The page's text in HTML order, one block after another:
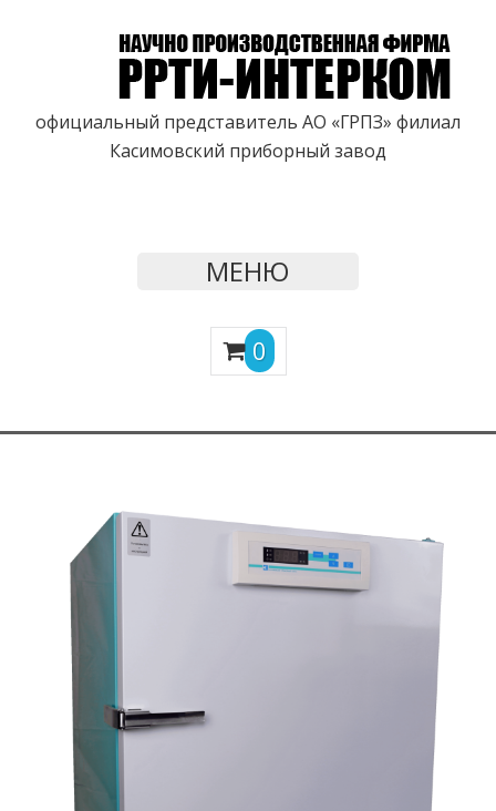
официальный представитель АО «ГРПЗ» филиал
Касимовский приборный завод
МЕНЮ
0